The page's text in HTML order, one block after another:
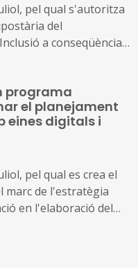
pel qual s'autoritza
del
a conseqüència
programa
el planejament
eines digitals i
pel qual es crea el
marc de l'estratègia
en l'elaboració del